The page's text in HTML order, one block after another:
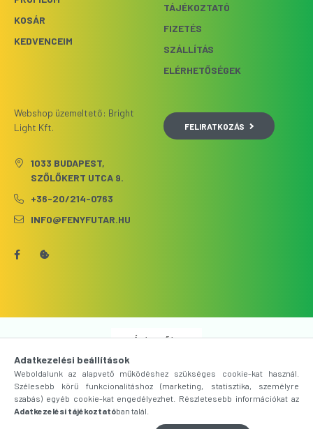
KOSÁR
KEDVENCEIM
TÁJÉKOZTATÓ
FIZETÉS
SZÁLLÍTÁS
ELÉRHETŐSÉGEK
Webshop üzemeltető: Bright
Light Kft.
1033 BUDAPEST,
SZŐLŐKERT UTCA 9.
+36-20/214-0763
INFO@FENYFUTAR.HU
FELIRATKOZÁS
Árukereső.hu
Adatkezelési beállítások
Weboldalunk az alapvető működéshez szükséges cookie-kat használ.
Szélesebb körű funkcionalitáshoz (marketing, statisztika, személyre
szabás) egyéb cookie-kat engedélyezhet. Részletesebb információkat az
Adatkezelési tájékoztatóban talál.